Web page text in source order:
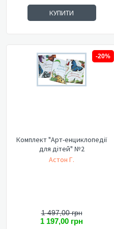
КУПИТИ
-20%
Комплект "Арт-енциклопедії
для дітей" №2
Астон Г.
1 497,00 грн
1 197,00 грн